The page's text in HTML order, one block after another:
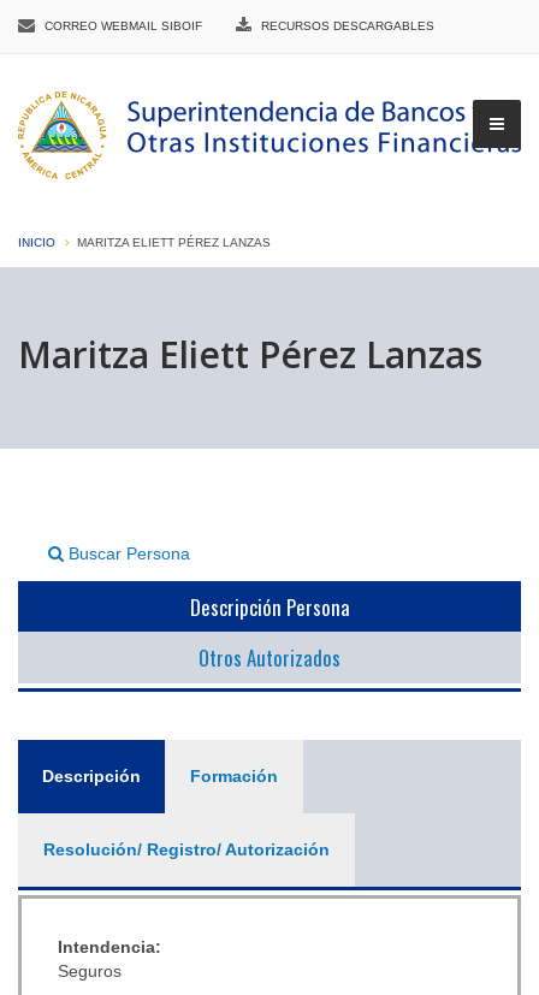
CORREO WEBMAIL SIBOIF RECURSOS DESCARGABLES
INICIO MARITZA ELIETT PÉREZ LANZAS
Maritza Eliett Pérez Lanzas
Buscar Persona
Descripción Persona
Otros Autorizados
Descripción (solapaFormación
Resolución/ Registro/ Autorización
Intendencia:
Seguros